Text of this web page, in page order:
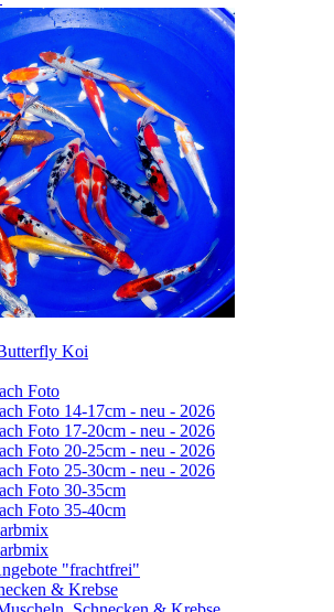
Koi
Foto
Foto 14-17cm - neu - 2026
Foto 17-20cm - neu - 2026
Foto 20-25cm - neu - 2026
Foto 25-30cm - neu - 2026
Foto 30-35cm
Foto 35-40cm
"frachtfrei"
& Krebse